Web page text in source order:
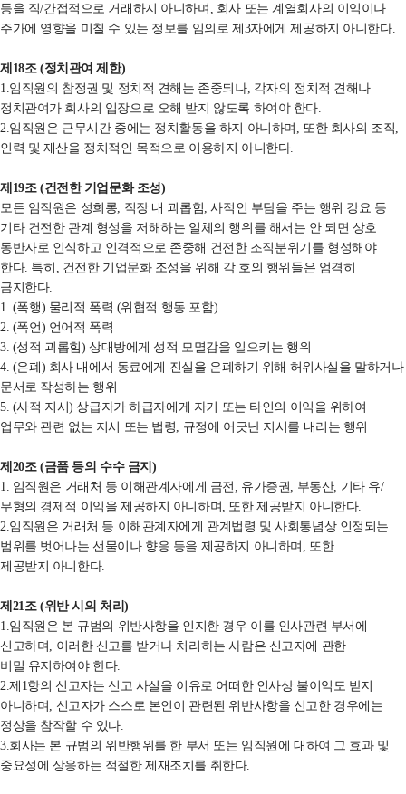
등을 직/간접적으로 거래하지 아니하며
회사 또는 계열회사의 이익이나
주가에 영향을 미칠 수 있는 정보를 임의로 제 3자에게 제공하지 아니한다.
제 18조(정치관여 제한)
1.임직원의 참정권 및 정치적 견해는 존중되나, 각자의 정치적 견해나
정치관여가 회사의 입장으로 오해 받지 않도록 하여야 한다.
2.임직원은 근무시간 중에는 정치활동을 하지 아니하며 또한 회사의 조직
인력 및 재산을 정치적인 목적으로 이용하지 아니한다.
제 19조(건전한 기업문화 조성)
모든 임직원은 성희롱 직장 내 괴롭힘 ,사적인 부담을 주는 행위 강요 등
기타 건전한 관계 형성을 저해하는 일체의 행위를 해서는 안 되면 상호
동반자로 인식하고 인격적으로 존중해 건전한 조직분위기를 형성해야
한다. 특히
건전한 기업문화 조성을 위해 각 호의 행위들은 엄격히
금지한다.
1. (폭행) 물리적 폭력 (위협적 행동 포함)
2. (폭언 ) 언어적 폭력
3. (성적 괴롭힘) 상대방에게 성적 모멸감을 일으키는 행위
4. (은폐 ) 회사 내에서 동료에게 진실을 은폐하기 위해 허위사실을 말하거나
문서로 작성하는 행위
5. (사적 지시)상급자가 하급자에게 자기 또는 타인의 이익을 위하여
업무와 관련 없는 지시 또는 법령 규정에 어긋난 지시를 내리는 행위
제 20조 (금품 등의 수수 금지 )
1. 임직원은 거래처 등 이해관계자에게 금전 유가증권 부동산, 기타 유/
무형의 경제적 이익을 제공하지 아니하며
또한제공받지 아니한다.
2.임직원은 거래처 등 이해관계자에게 관계법령 및 사회통념상 인정되는
범위를 벗어나는 선물이나 향응 등을 제공하지 아니하며
또한
제공받지 아니한다.
제 21 조 (위반 시의 처리)
1.임직원은 본 규범의 위반사항을 인지한 경우 이를 인사관련 부서에
신고하며
이러한 신고를 받거나 처리하는 사람은 신고자에 관한
비밀 유지하여야 한다.
2.제 1 항의 신고자는 신고 사실을 이유로 어떠한 인사상 불이익도 받지
아니하며
신고자가 스스로 본인이 관련된 위반사항을 신고한 경우에는
정상을 참작할 수 있다.
3.회사는 본 규범의 위반행위를 한 부서 또는 임직원에 대하여 그 효과 및
중요성에 상응하는 적절한 제재조치를 취한다.